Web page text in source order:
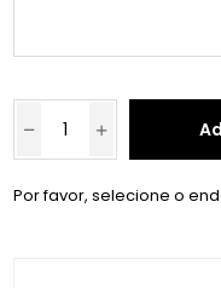
Por favor, selecione o